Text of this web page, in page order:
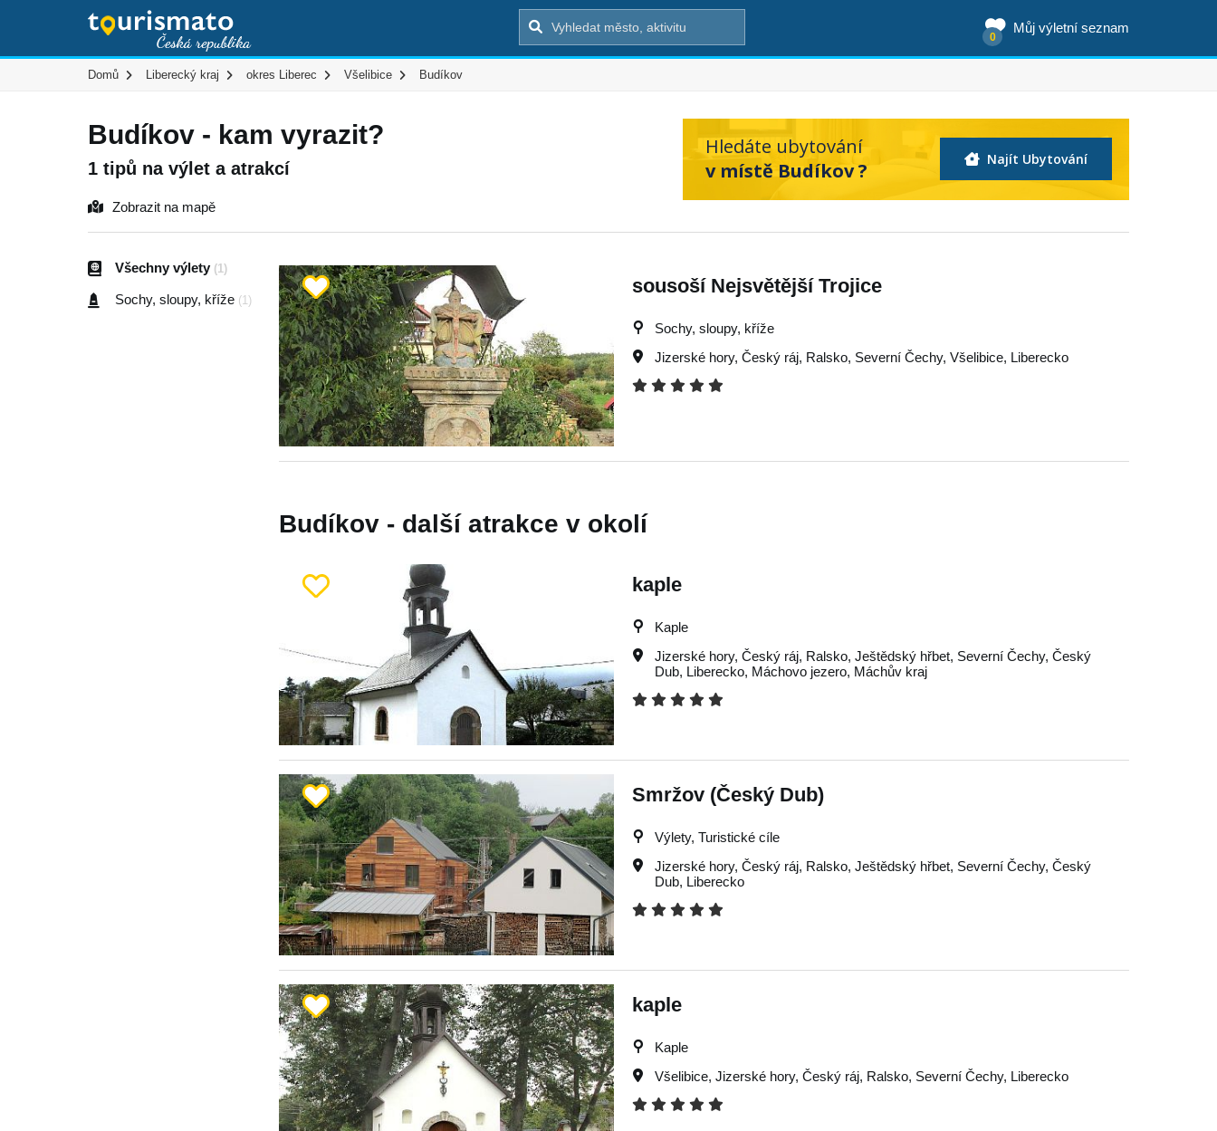
Můj výletní seznam
0
Domů Liberecký kraj okres Liberec Všelibice Budíkov
Budíkov - kam vyrazit?
1 tipů na výlet a atrakcí
Hledáte ubytování
v místě Budíkov ?
Najít Ubytování
Zobrazit na mapě
Všechny výlety (1)
Sochy, sloupy, kříže (1)
sousoší Nejsvětější Trojice
Sochy, sloupy, kříže
Jizerské hory, Český ráj, Ralsko, Severní Čechy, Všelibice, Liberecko
Budíkov - další atrakce v okolí
kaple
Kaple
Jizerské hory, Český ráj, Ralsko, Ještědský hřbet, Severní Čechy, Český
Dub, Liberecko, Máchovo jezero, Máchův kraj
Smržov (Český Dub)
Výlety, Turistické cíle
Jizerské hory, Český ráj, Ralsko, Ještědský hřbet, Severní Čechy, Český
Dub, Liberecko
kaple
Kaple
Všelibice, Jizerské hory, Český ráj, Ralsko, Severní Čechy, Liberecko